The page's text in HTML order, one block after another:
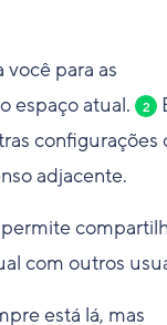
você para as
espaço atual.
2
configurações
adjacente.
com outros
está lá, mas